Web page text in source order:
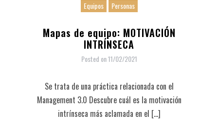
Equipos Personas
Mapas de equipo: MOTIVACIÓN
INTRÍNSECA
Posted on11/02/2021
Se trata de una práctica relacionada con el
Management 3.0 Descubre cuál es la motivación
intrínseca más aclamada en el […]